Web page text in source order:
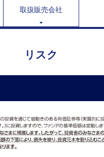
取扱販売会社
リスク